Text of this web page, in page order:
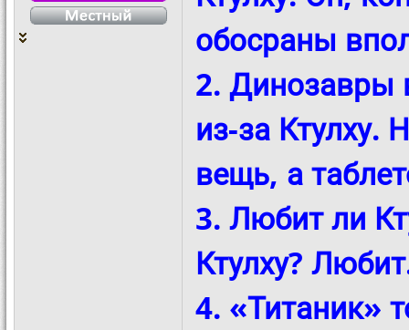
обосраны
2. Динозавры
из-за Ктулху.
вещь, а
3. Любит ли
Ктулху?
4. «Титаник»